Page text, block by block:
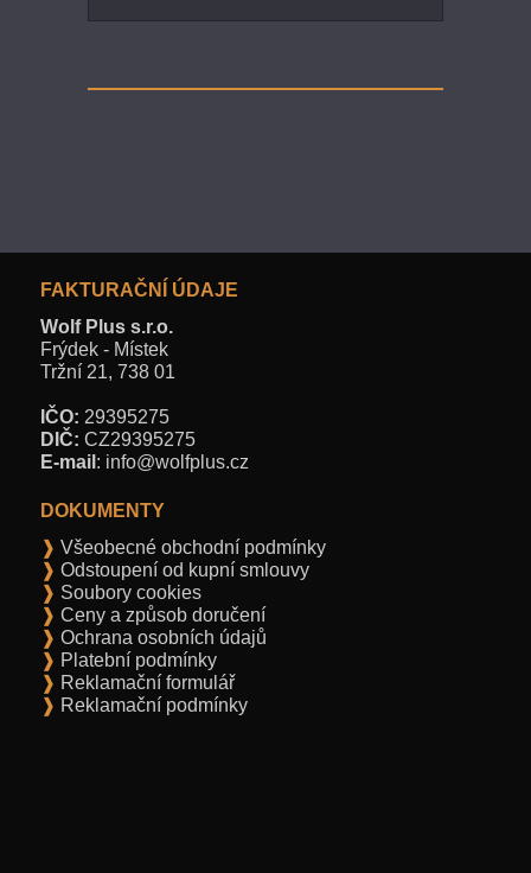
FAKTURAČNÍ ÚDAJE
Wolf Plus s.r.o.
Frýdek - Místek
Tržní 21, 738 01
IČO: 29395275
DIČ: CZ29395275
E-mail : info@wolfplus.cz
DOKUMENTY
Všeobecné obchodní podmínky
Odstoupení od kupní smlouvy
Soubory cookies
Ceny a způsob doručení
Ochrana osobních údajů
Platební podmínky
Reklamační formulář
Reklamační podmínky